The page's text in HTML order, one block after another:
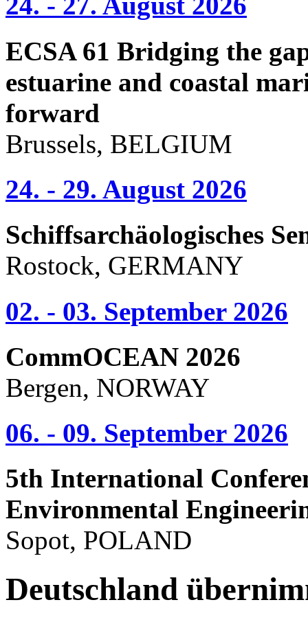
ECSA 61 Bridging the
estuarine and coastal
forward
Brussels, BELGIUM
24. - 29. August 2026
Schiffsarchäologisches
Rostock, GERMANY
02. - 03. September 2026
CommOCEAN 2026
Bergen, NORWAY
06. - 09. September 2026
5th International
Environmental
Sopot, POLAND
Deutschland